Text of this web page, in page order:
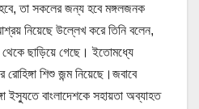
তা সকলের জন্য হবে মঙ্গলজনক
আশ্রয় নিয়েছে উল্লেখ করে তিনি বলেন,
থেকে ছাড়িয়ে গেছে। ইতোমধ্যে
শিশু জন্ম নিয়েছে।জবাবে
ইস্যুতে বাংলাদেশকে সহায়তা অব্যাহত